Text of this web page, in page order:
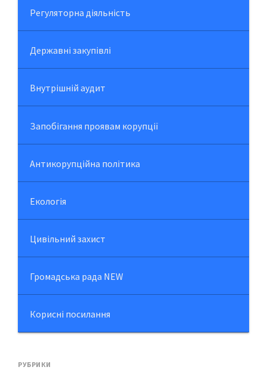
Регуляторна діяльність
Державні закупівлі
Внутрішній аудит
Запобігання проявам корупції
Антикорупційна політика
Екологія
Цивільний захист
Громадська рада NEW
Корисні посилання
РУБРИКИ